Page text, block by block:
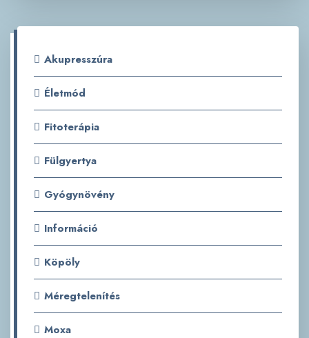
Akupresszúra
Életmód
Fitoterápia
Fülgyertya
Gyógynövény
Információ
Köpöly
Méregtelenítés
Moxa